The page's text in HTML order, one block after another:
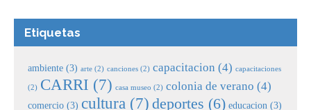
Etiquetas
ambiente (3) arte (2) canciones (2) capacitacion (4) capacitaciones
(2) CARRI (7) casa museo (2) colonia de verano (4)
comercio (3) cultura (7) deportes (6) educacion (3)